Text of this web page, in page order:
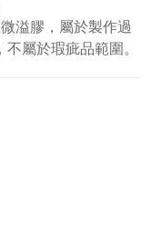
溢膠，屬於製作過
屬於瑕疵品範圍。